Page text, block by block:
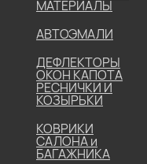
МАТЕРИАЛЫ
АВТОЭМАЛИ
ДЕФЛЕКТОРЫ
ОКОН КАПОТА
РЕСНИЧКИ И
КОЗЫРЬКИ
КОВРИКИ
САЛОНА и
БАГАЖНИКА